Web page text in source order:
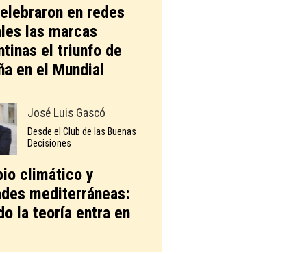
en redes
las marcas
el triunfo de
en el Mundial
José Luis Gascó
Desde el Club de las Buenas
Decisiones
climático y
mediterráneas:
la teoría entra en